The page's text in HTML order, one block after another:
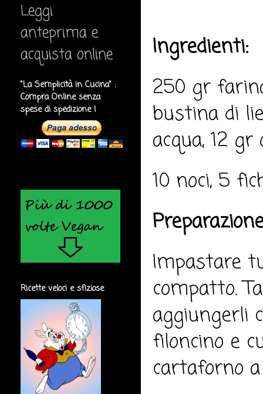
Ingredienti:
250 gr
bustina di
acqua, 12
10 noci, 5
Impastare
compatto.
aggiungerli
filoncino e
cartaforno
Leggi
anteprima e
acquista online
"La Semplicità in Cucina" :
Compra Online senza
spese di spedizione !
Ricette veloci e sfiziose